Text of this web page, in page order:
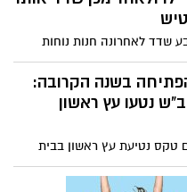
שדד לאחרונה חנות נוחות
שהוא מאיים על מכור עם
הוא נמלט מהמקום תוך
של עשרות אלפי שקלים
בשנה הקרובה:
נטעו עץ ראשון
טקס נטיעת עץ ראשון בבית
של אסותא באר שבע, אשר
שנת 2024